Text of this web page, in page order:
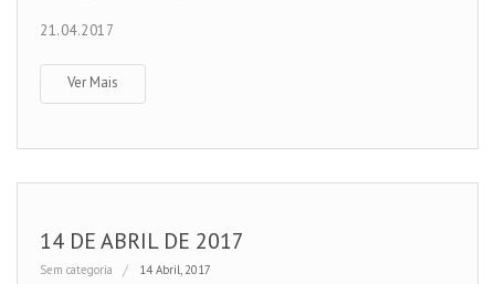
21.04.2017
Ver Mais
14 DE ABRIL DE 2017
Sem categoria 14 Abril, 2017